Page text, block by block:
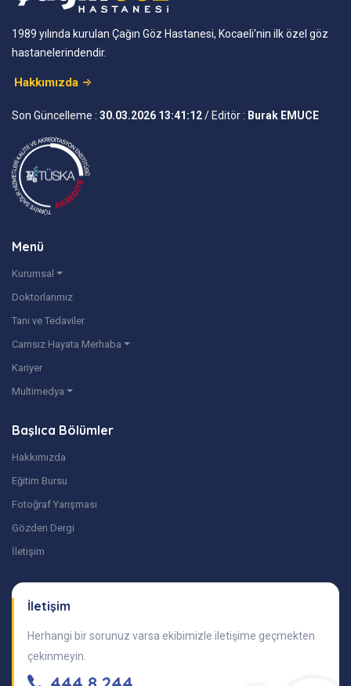
1989 yılında kurulan Çağın Göz Hastanesi, Kocaeli'nin ilk özel göz
hastanelerindendir.
Hakkımızda
Son Güncelleme : 30.03.2026 13:41:12/ Editör : Burak EMUCE
Menü
Kurumsal
Doktorlarımız
Tanı ve Tedaviler
Camsız Hayata Merhaba
Kariyer
Multimedya
Başlıca Bölümler
Hakkımızda
Eğitim Bursu
Fotoğraf Yarışması
Gözden Dergi
İletişim
İletişim
Herhangi bir sorunuz varsa ekibimizle iletişime geçmekten
çekinmeyin.